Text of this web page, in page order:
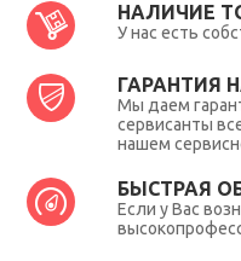
НАЛИЧИЕ
У нас есть
ГАРАНТИЯ
Мы даем
сервисанты
нашем
БЫСТРАЯ
Если у Вас